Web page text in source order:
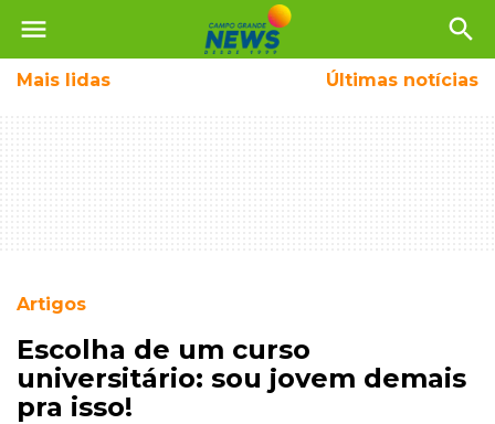
menu search
Mais lidas Últimas notícias
Artigos
Escolha de um curso
universitário: sou jovem demais
pra isso!